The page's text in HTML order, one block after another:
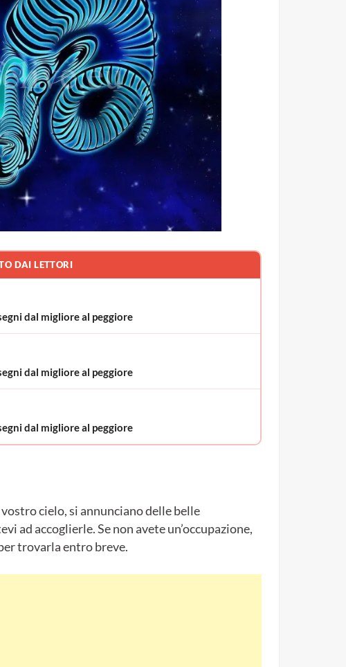
DAI LETTORI
dal migliore al peggiore
dal migliore al peggiore
dal migliore al peggiore
cielo, si annunciano delle belle
ad accoglierle. Se non avete un’occupazione,
trovarla entro breve.